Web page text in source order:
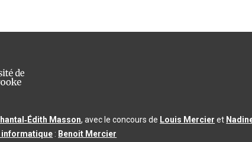
Masson, avec le concours de Louis Mercier et
informatique : Benoit Mercier